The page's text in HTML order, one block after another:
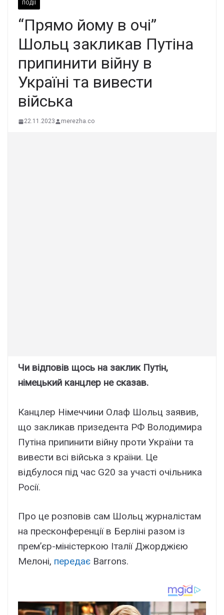
ПОДІЇ
“Прямо йому в очі”
Шольц закликав Путіна
припинити війну в
Україні та вивести
війська
22.11.2023 merezha.co
Чи відповів щось на заклик Путін,
німецький канцлер не сказав.
Канцлер Німеччини Олаф Шольц заявив,
що закликав призедента РФ Володимира
Путіна припинити війну проти України та
вивести всі війська з країни. Це
відбулося під час G20 за участі очільника
Росії.
Про це розповів сам Шольц журналістам
на пресконференції в Берліні разом із
прем’єр-міністеркою Італії Джорджією
Мелоні, передає Вarrons.